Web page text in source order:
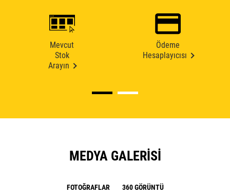
Mevcut
Stok
Arayın
Ödeme
Hesaplayıcısı
MEDYA GALERISI
FOTOĞRAFLAR 360 GÖRÜNTÜ